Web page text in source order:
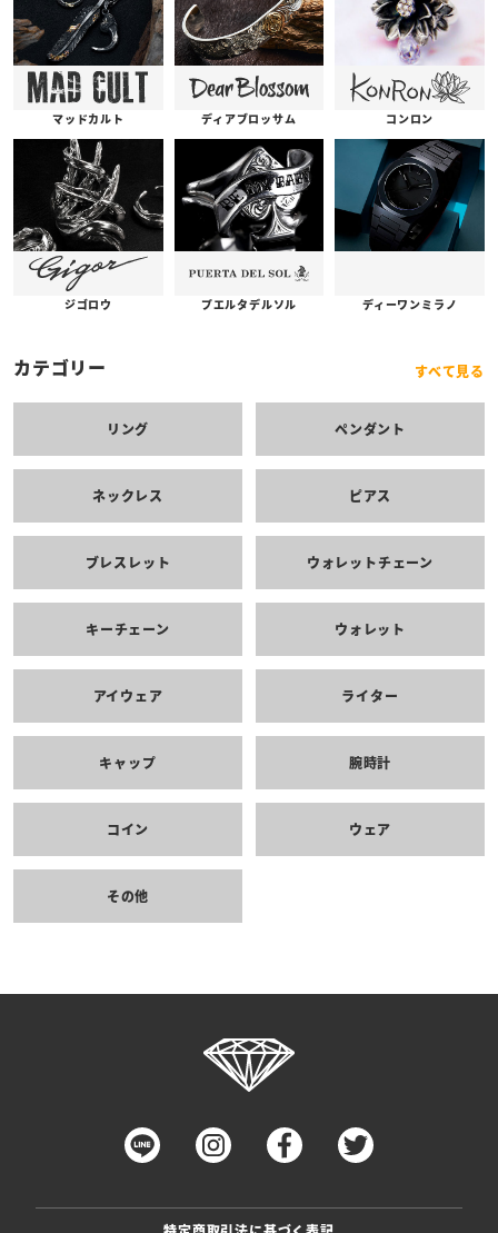
マッドカルト ディアブロッサム コンロン
ジゴロウ プエルタデルソル ディーワンミラノ
カテゴリー すべて見る
リング ペンダント
ネックレス ピアス
ブレスレット ウォレットチェーン
キーチェーン ウォレット
アイウェア ライター
キャップ 腕時計
コイン ウェア
その他